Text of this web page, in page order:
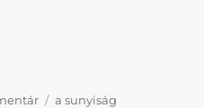
Címke
a sunyiság